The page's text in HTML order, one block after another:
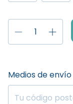
Entregas para el CP:
Medios de envío